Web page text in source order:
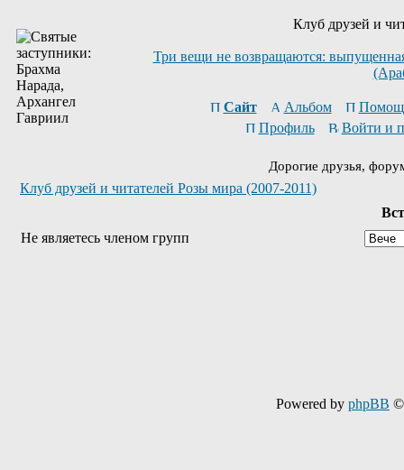
Клуб друзей и
Три вещи не возвращаются:
Сайт Альбом
Профиль
Войти и
Дорогие друзья,
Клуб друзей и читателей Розы мира (2007-2011)
Не являетесь членом групп
Powered by phpBB ©